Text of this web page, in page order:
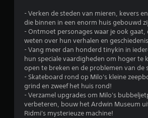
- Verken de steden van mieren, kevers
die binnen in een enorm huis gebouwd
- Ontmoet personages waar je ook gaat,
weten over hun verhalen en geschiedenis
- Vang meer dan honderd tinykin in
hun speciale vaardigheden om hoger te
open te breken en de problemen van de
- Skateboard rond op Milo's kleine
grind en zweef het huis rond!
- Verzamel upgrades om Milo's
verbeteren, bouw het Ardwin Museum
Ridmi's mysterieuze machine!